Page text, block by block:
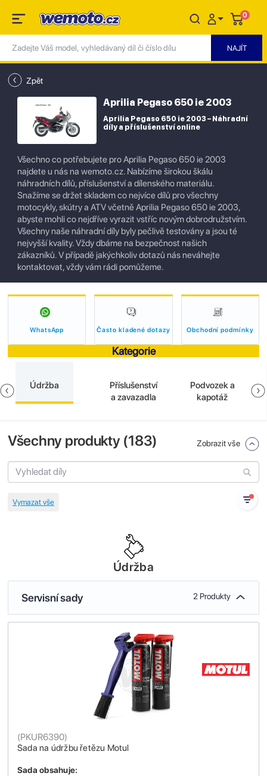
0
Zpět
Aprilia Pegaso 650 ie 2003
Aprilia Pegaso 650 ie 2003 – Náhradní
díly a příslušenství online
Všechno co potřebujete pro Aprilia Pegaso 650 ie 2003
najdete u nás na wemoto.cz. Nabízíme širokou škálu
náhradních dílů, příslušenství a dílenského materiálu.
Snažíme se držet skladem co nejvíce dílů pro všechny
motocykly, skútry a ATV včetně Aprilia Pegaso 650 ie 2003,
abyste mohli co nejdříve vyrazit vstříc novým dobrodružstvím.
Všechny naše náhradní díly byly pečlivě testovány a jsou té
nejvyšší kvality. Vždy dbáme na bezpečnost našich
zákazníků. V případě jakýchkoliv dotazů nás neváhejte
kontaktovat, vždy vám rádi pomůžeme.
WhatsApp Často kladené dotazy Obchodní podmínky
Kategorie
Údržba
Příslušenství
a zavazadla
Podvozek a
kapotáž
Všechny produkty (183) Zobrazit vše
Údržba
Servisní sady 2 Produkty
Sada na údržbu řetězu Motul
(PKUR6390)
Sada obsahuje: